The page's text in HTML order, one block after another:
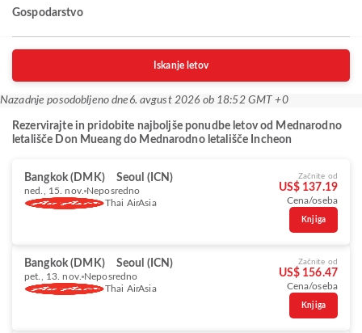
Gospodarstvo
Iskanje letov
Nazadnje posodobljeno dne 6. avgust 2026 ob 18:52 GMT +0
Rezervirajte in pridobite najboljše ponudbe letov od Mednarodno
letališče Don Mueang do Mednarodno letališče Incheon
Bangkok (DMK) Seoul (ICN)
ned., 15. nov. Neposredno
Thai AirAsia
Začnite od
US$ 137.19
Cena/oseba
Knjiga
Bangkok (DMK) Seoul (ICN)
pet., 13. nov. Neposredno
Thai AirAsia
Začnite od
US$ 156.47
Cena/oseba
Knjiga